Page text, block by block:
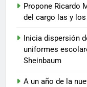
Propone Ricardo
del cargo las y
Inicia dispersión
uniformes
Sheinbaum
A un año de la